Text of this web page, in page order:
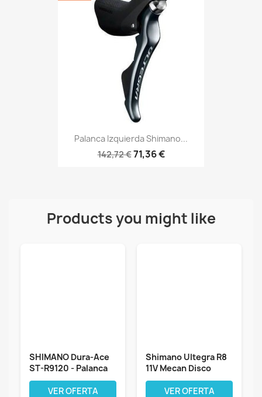
Palanca Izquierda Shimano...
142,72 €71,36 €
Products you might like
SHIMANO Dura-Ace
ST-R9120 - Palanca
de cambio...
VER OFERTA
Shimano Ultegra R8
11V Mecan Disco
Palanca...
VER OFERTA